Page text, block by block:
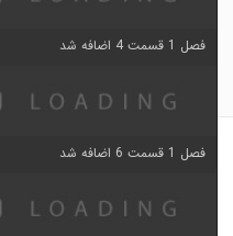
فصل 1 قسمت 4 اضافه شد
فصل 1 قسمت 6 اضافه شد